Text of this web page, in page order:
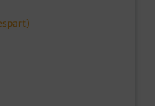
& Gemüsesnacks,